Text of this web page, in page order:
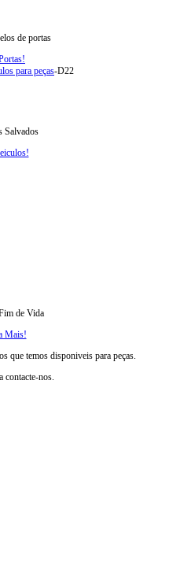
de portas
para peças-D22
Salvados
de Vida
Mais!
que temos disponiveis para peças.
contacte-nos.